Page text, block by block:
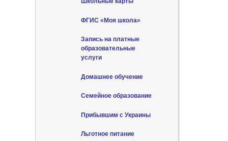
ФГИС «Моя школа»
Запись на платные
образовательные
услуги
Домашнее обучение
Семейное образование
Прибывшим с Украины
Льготное питание